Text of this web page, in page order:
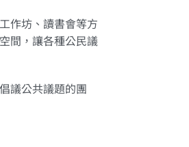
作坊、讀書會等方
間，讓各種公民議
議公共議題的團